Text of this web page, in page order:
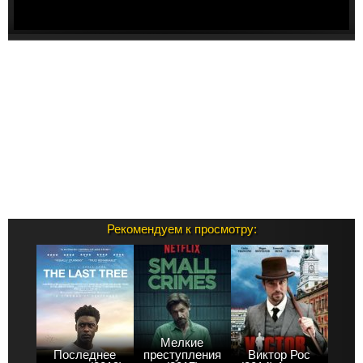
Рекомендуем к просмотру:
Последнее
Мелкие
преступления
Виктор Рос